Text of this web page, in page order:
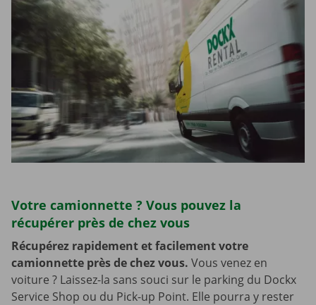
Votre camionnette ? Vous pouvez la
récupérer près de chez vous
Récupérez rapidement et facilement votre
camionnette près de chez vous. Vous venez en
voiture ? Laissez-la sans souci sur le parking du Dockx
Service Shop ou du Pick-up Point. Elle pourra y rester